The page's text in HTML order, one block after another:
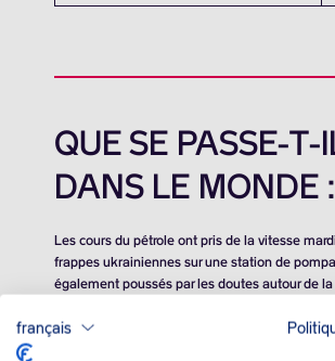
QUE SE PASSE-T-
DANS LE MONDE :
Les cours du pétrole ont pris de la vitesse
frappes ukrainiennes sur une station de
également poussés par les doutes autour de
français